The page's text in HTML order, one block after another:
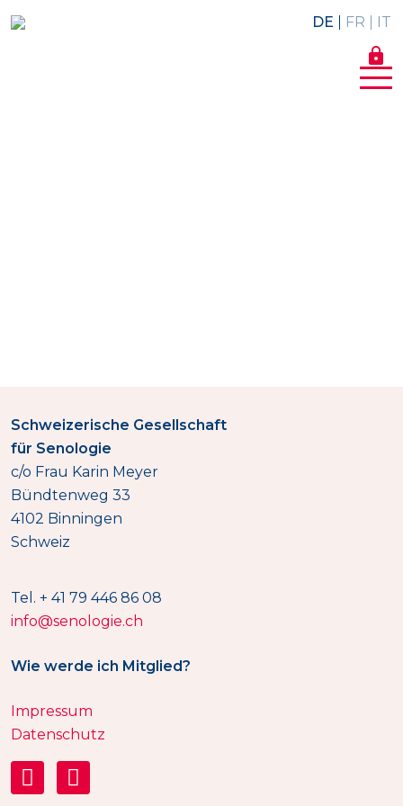
lock
DE FR IT
Schweizerische Gesellschaft
für Senologie
c/o Frau Karin Meyer
Bündtenweg 33
4102 Binningen
Schweiz
Tel. + 41 79 446 86 08
info@senologie.ch
Wie werde ich Mitglied?
Impressum
Datenschutz